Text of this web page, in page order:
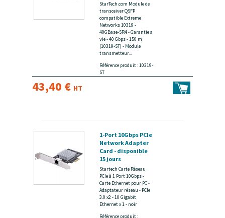
StarTech.com Module de
transceiver QSFP
compatible Extreme
Networks 10319 -
40GBase-SR4 - Garantie a
vie - 40 Gbps - 150 m
(10319-ST) - Module
transmetteur...
Référence produit : 10319-
ST
43,40 € HT
1-Port 10Gbps PCIe
Network Adapter
Card - disponible
15 jours
Startech Carte Réseau
PCIe à 1 Port 10Gbps -
Carte Ethernet pour PC -
Adaptateur réseau - PCIe
3.0 x2 - 10 Gigabit
Ethernet x 1 - noir
Référence produit :